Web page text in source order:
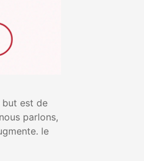
but est de
parlons,
le